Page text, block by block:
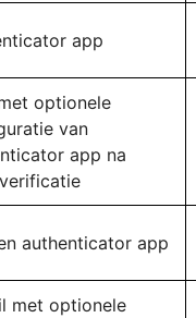
app
optionele
van
app na
authenticator app
met optionele